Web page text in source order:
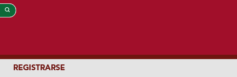
REGISTRARSE